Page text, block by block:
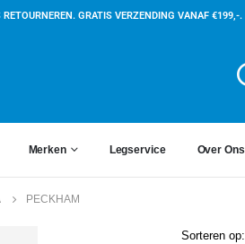
RETOURNEREN. GRATIS VERZENDING VANAF €199,-.
Merken Legservice Over Ons
PECKHAM
Sorteren op: